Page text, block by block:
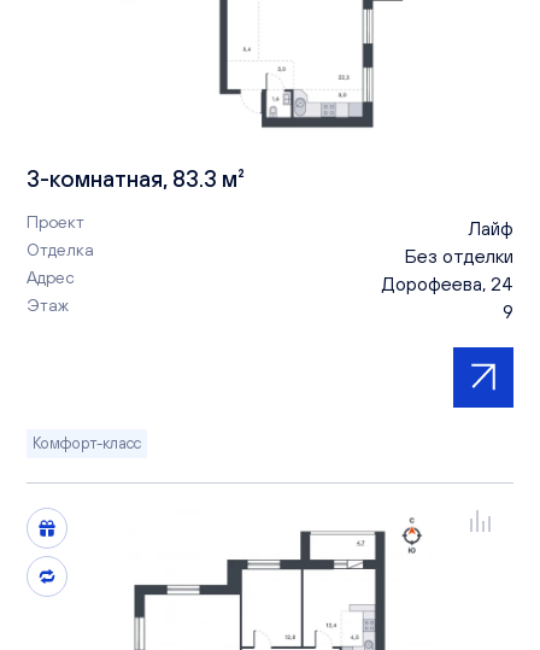
3-комнатная, 83.3 м²
Проект Лайф
Отделка Без отделки
Адрес Дорофеева, 24
Этаж 9
Комфорт-класс